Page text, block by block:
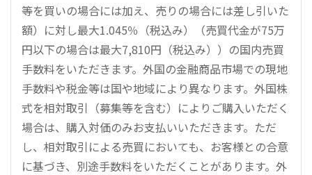
等を買いの場合には加え、売りの場合には差し引いた
額）に対し最大1.045％（税込み）（売買代金が75万
円以下の場合は最大7,810円（税込み））の国内売買
手数料をいただきます。外国の金融商品市場での現地
手数料や税金等は国や地域により異なります。外国株
式を相対取引（募集等を含む）によりご購入いただく
場合は、購入対価のみお支払いいただきます。ただ
し、相対取引による売買においても、お客様との合意
に基づき、別途手数料をいただくことがあります。外